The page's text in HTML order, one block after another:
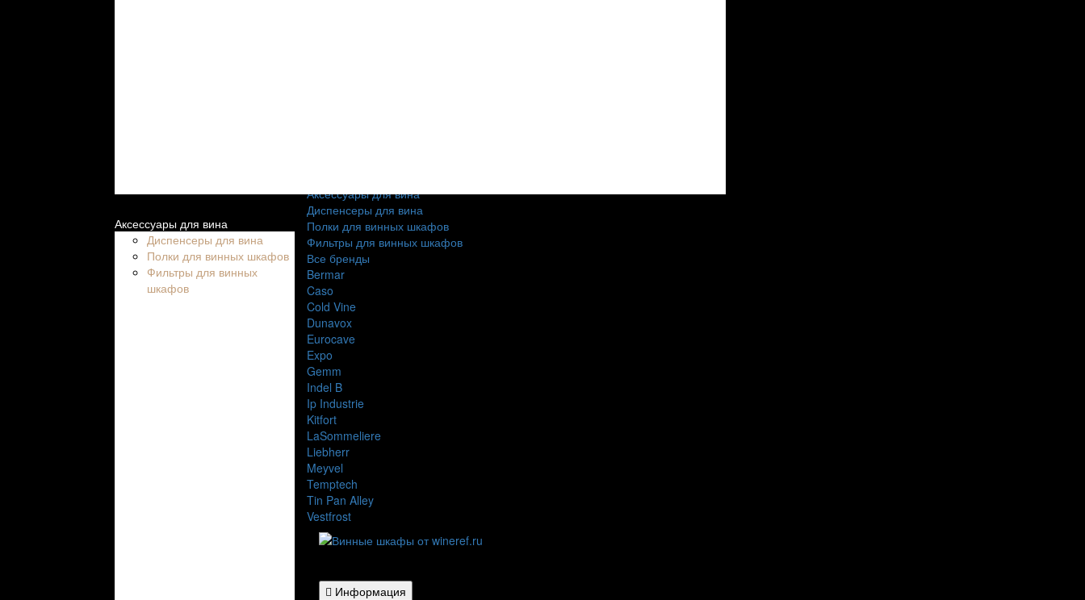
Аксессуары для вина
Диспенсеры для вина
Полки для винных шкафов
Фильтры для винных
шкафов
Аксессуары для вина
Диспенсеры для вина
Полки для винных шкафов
Фильтры для винных шкафов
Все бренды
Bermar
Caso
Cold Vine
Dunavox
Eurocave
Expo
Gemm
Indel B
Ip Industrie
Kitfort
LaSommeliere
Liebherr
Meyvel
Temptech
Tin Pan Alley
Vestfrost
Информация